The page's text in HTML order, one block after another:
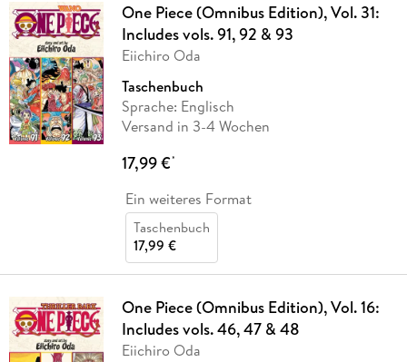
One Piece (Omnibus Edition), Vol. 31:
Includes vols. 91, 92 & 93
Eiichiro Oda
Taschenbuch
Sprache: Englisch
Versand in 3-4 Wochen
17,99 €*
Ein weiteres Format
Taschenbuch
17,99 €
One Piece (Omnibus Edition), Vol. 16:
Includes vols. 46, 47 & 48
Eiichiro Oda